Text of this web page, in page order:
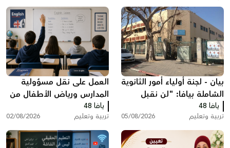
بيان - لجنة أولياء أمور الثانوية
الشاملة بيافا: "لن نقبل
تجاهل صوت الأهالي"
يافا 48
تربية وتعليم 05/08/2026
العمل على نقل مسؤولية
المدارس ورياض الأطفال من
وزارة التربية والتعليم إلى
البلديات
يافا 48
تربية وتعليم 02/08/2026